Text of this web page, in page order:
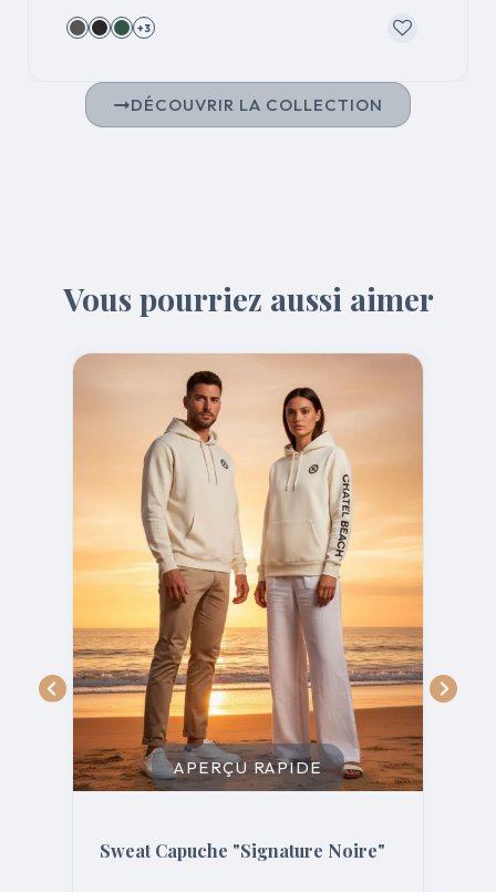
+3
DÉCOUVRIR LA COLLECTION
Vous pourriez aussi aimer
APERÇU RAPIDE
Sweat Capuche "Signature Noire"